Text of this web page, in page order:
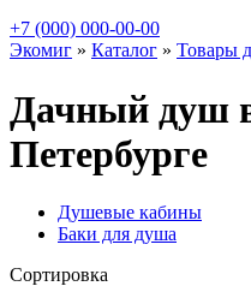
+7 (000) 000-00-00
Экомиг » Каталог » Товары
Дачный душ
Петербурге
Душевые кабины
Баки для душа
Сортировка